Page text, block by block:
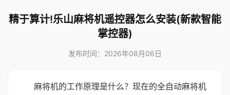
精于算计!乐山麻将机遥控器怎么安装(新款智能
掌控器)
发布时间：2026年08月06日
麻将机的工作原理是什么？现在的全自动麻将机